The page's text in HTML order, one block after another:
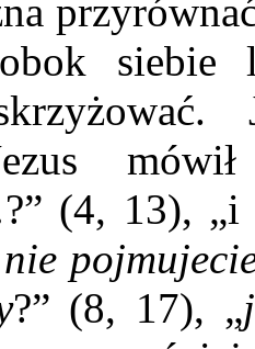
obok
(4, 13), „i
nie
?” (8, 17), „